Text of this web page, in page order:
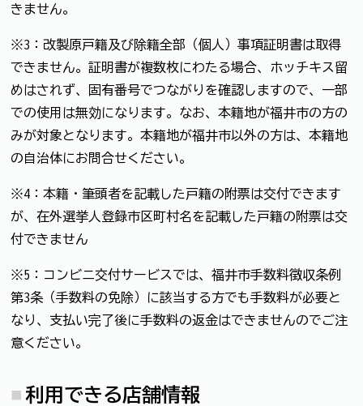
きません。
※3：改製原戸籍及び除籍全部（個人）事項証明書は取得
できません。証明書が複数枚にわたる場合、ホッチキス留
めはされず、固有番号でつながりを確認しますので、一部
での使用は無効になります。なお、本籍地が福井市の方の
みが対象となります。本籍地が福井市以外の方は、本籍地
の自治体にお問合せください。
※4：本籍・筆頭者を記載した戸籍の附票は交付できます
が、在外選挙人登録市区町村名を記載した戸籍の附票は交
付できません
※5：コンビニ交付サービスでは、福井市手数料徴収条例
第3条（手数料の免除）に該当する方でも手数料が必要と
なり、支払い完了後に手数料の返金はできませんのでご注
意ください。
利用できる店舗情報